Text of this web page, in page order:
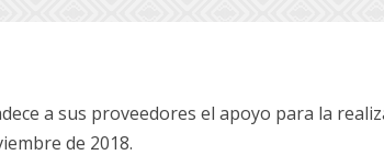
a sus proveedores el apoyo para la
de 2018.